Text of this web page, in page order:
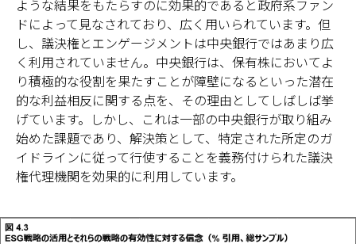
ような結果をもたらすのに効果的であると政府系ファン
ドによって見なされており、広く用いられています。但
し、議決権とエンゲージメントは中央銀行ではあまり広
く利用されていません。中央銀行は、保有株においてよ
り積極的な役割を果たすことが障壁になるといった潜在
的な利益相反に関する点を、その理由としてしばしば挙
げています。しかし、これは一部の中央銀行が取り組み
始めた課題であり、解決策として、特定された所定のガ
イドラインに従って行使することを義務付けられた議決
権代理機関を効果的に利用しています。